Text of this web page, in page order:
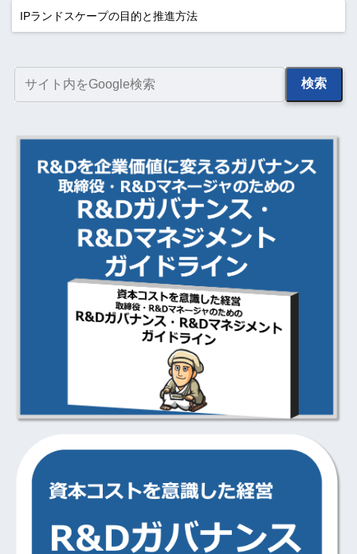
IPランドスケープの目的と推進方法
検索